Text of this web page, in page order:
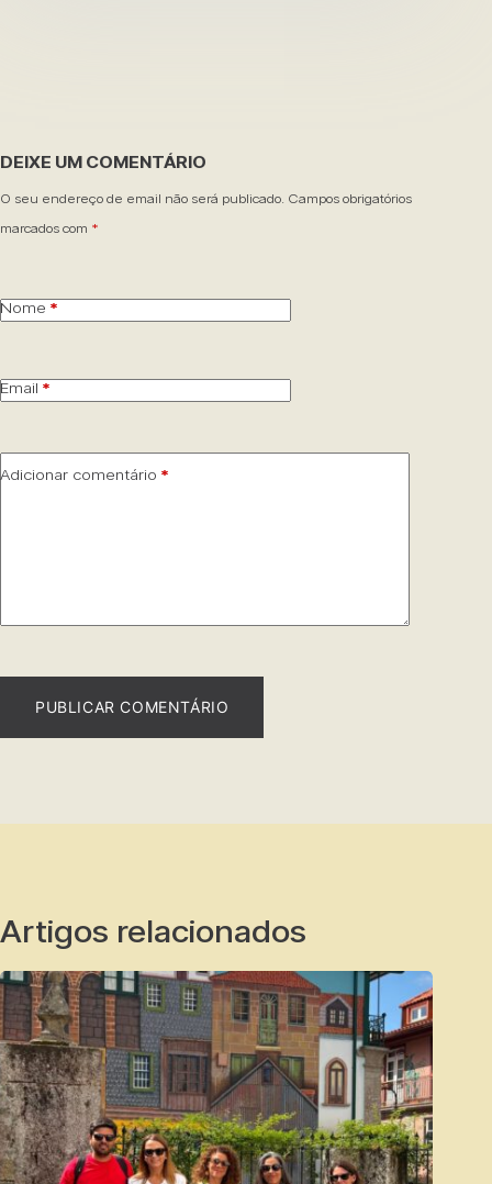
DEIXE UM COMENTÁRIO
O seu endereço de email não será publicado. Campos obrigatórios
marcados com *
Nome *
Email *
Adicionar comentário *
PUBLICAR COMENTÁRIO
Artigos relacionados